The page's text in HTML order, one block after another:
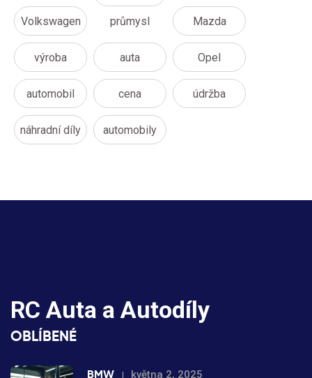
Volkswagen průmysl Mazda
výroba auta Opel
automobil cena údržba
náhradní díly automobily
RC Auta a Autodíly
OBLÍBENÉ
BMW května 2, 2025